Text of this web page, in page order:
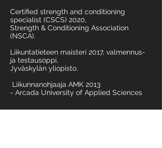
Certified strength and conditioning
specialist (CSCS) 2020,
Strength & Conditioning Association
(NSCA).
Liikuntatieteen maisteri 2017, valmennus-
ja testausoppi,
Jyväskylän yliopisto.
Liikunnanohjaaja AMK 2013
- Arcada University of Applied Sciences